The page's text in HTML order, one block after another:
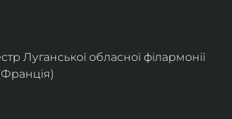
Луганської обласної філармонії